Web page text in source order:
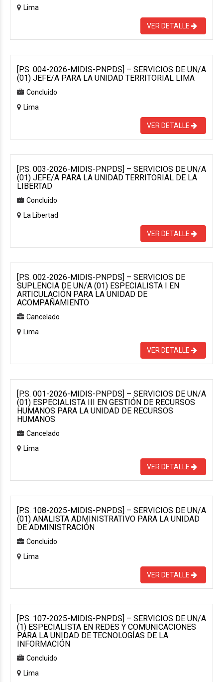
Lima
VER DETALLE
[P.S. 004-2026-MIDIS-PNPDS] – SERVICIOS DE UN/A
(01) JEFE/A PARA LA UNIDAD TERRITORIAL LIMA
Concluido
Lima
VER DETALLE
[P.S. 003-2026-MIDIS-PNPDS] – SERVICIOS DE UN/A
(01) JEFE/A PARA LA UNIDAD TERRITORIAL DE LA
LIBERTAD
Concluido
La Libertad
VER DETALLE
[P.S. 002-2026-MIDIS-PNPDS] – SERVICIOS DE
SUPLENCIA DE UN/A (01) ESPECIALISTA I EN
ARTICULACIÓN PARA LA UNIDAD DE
ACOMPAÑAMIENTO
Cancelado
Lima
VER DETALLE
[P.S. 001-2026-MIDIS-PNPDS] – SERVICIOS DE UN/A
(01) ESPECIALISTA III EN GESTIÓN DE RECURSOS
HUMANOS PARA LA UNIDAD DE RECURSOS
HUMANOS
Cancelado
Lima
VER DETALLE
[P.S. 108-2025-MIDIS-PNPDS] – SERVICIOS DE UN/A
(01) ANALISTA ADMINISTRATIVO PARA LA UNIDAD
DE ADMINISTRACIÓN
Concluido
Lima
VER DETALLE
[P.S. 107-2025-MIDIS-PNPDS] – SERVICIOS DE UN/A
(1) ESPECIALISTA EN REDES Y COMUNICACIONES
PARA LA UNIDAD DE TECNOLOGÍAS DE LA
INFORMACIÓN
Concluido
Lima